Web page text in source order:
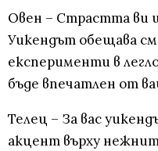
Овен – Страстта ви
Уикендът обещава
експерименти в
бъде впечатлен от
Телец – За вас
акцент върху